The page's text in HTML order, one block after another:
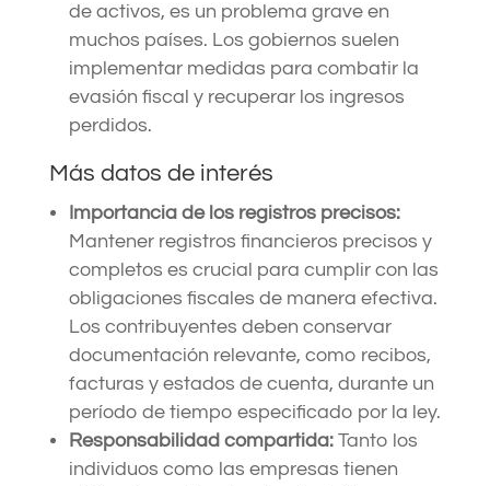
de activos, es un problema grave en
muchos países. Los gobiernos suelen
implementar medidas para combatir la
evasión fiscal y recuperar los ingresos
perdidos.
Más datos de interés
Importancia de los registros precisos:
Mantener registros financieros precisos y
completos es crucial para cumplir con las
obligaciones fiscales de manera efectiva.
Los contribuyentes deben conservar
documentación relevante, como recibos,
facturas y estados de cuenta, durante un
período de tiempo especificado por la ley.
Responsabilidad compartida:Tanto los
individuos como las empresas tienen